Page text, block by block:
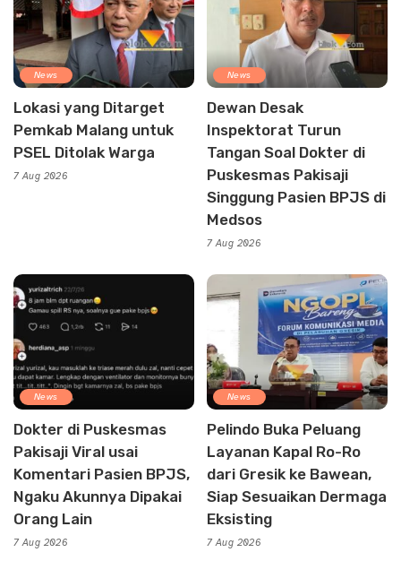
News
Lokasi yang Ditarget
Pemkab Malang untuk
PSEL Ditolak Warga
7 Aug 2026
News
Dewan Desak
Inspektorat Turun
Tangan Soal Dokter di
Puskesmas Pakisaji
Singgung Pasien BPJS di
Medsos
7 Aug 2026
News
Dokter di Puskesmas
Pakisaji Viral usai
Komentari Pasien BPJS,
Ngaku Akunnya Dipakai
Orang Lain
7 Aug 2026
News
Pelindo Buka Peluang
Layanan Kapal Ro-Ro
dari Gresik ke Bawean,
Siap Sesuaikan Dermaga
Eksisting
7 Aug 2026